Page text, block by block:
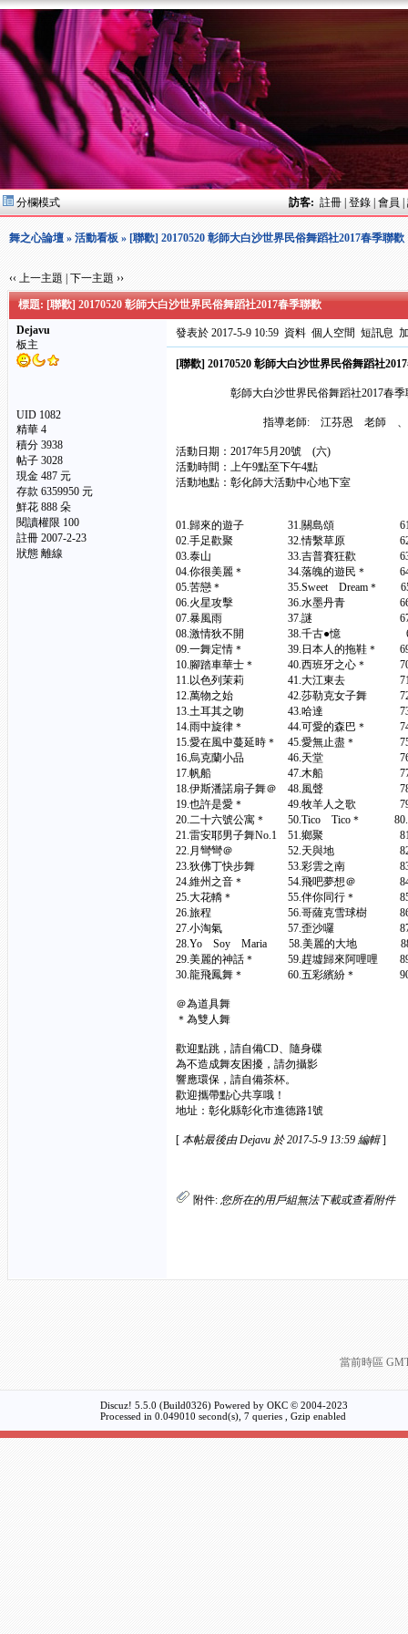
分欄模式 訪客: 註冊| 登錄| 會員
舞之心論壇» 活動看板» [聯歡] 20170520 彰師大白沙世界民俗舞蹈社2017春季聯歡
‹‹ 上一主題 下一主題 ››
標題: [聯歡] 20170520 彰師大白沙世界民俗舞蹈社2017春季聯歡
Dejavu
板主
UID 1082
精華 4
積分 3938
帖子 3028
現金 487 元
存款 6359950 元
鮮花 888 朵
閱讀權限 100
註冊 2007-2-23
狀態 離線
發表於 2017-5-9 10:59 資料 個人空間 短訊息
[聯歡] 20170520 彰師大白沙世界民俗舞蹈社
彰師大白沙世界民俗舞蹈社2017春季
指導老師: 江芬恩 老師 、
活動日期：2017年5月20號 (六)
活動時間：上午9點至下午4點
活動地點：彰化師大活動中心地下室
01.歸來的遊子 31.關島頌 61.依
02.手足歡聚 32.情繫草原 62.
03.泰山 33.吉普賽狂歡 63.冬季
04.你很美麗＊ 34.落魄的遊民＊
05.苦戀＊ 35.Sweet Dream＊ 65.
06.火星攻擊 36.水墨丹青 66.
07.暴風雨 37.謎 67.
08.激情狄不開 38.千古●憶 68.
09.一舞定情＊ 39.日本人的拖鞋＊
10.腳踏車華士＊ 40.西班牙之心＊ 70.
11.以色列茉莉 41.大江東去 71.哈
12.萬物之始 42.莎勒克女子舞 72.
13.土耳其之吻 43.哈達 73.舞
14.雨中旋律＊ 44.可愛的森巴＊
15.愛在風中蔓延時＊ 45.愛無止盡＊
16.烏克蘭小品 46.天堂 76.
17.帆船 47.木船 77.在遊
18.伊斯潘諾扇子舞＠ 48.風聲 78.
19.也許是愛＊ 49.牧羊人之歌 79.
20.二十六號公寓＊ 50.Tico Tico＊ 80.
21.雷安耶男子舞No.1 51.鄉聚 81.
22.月彎彎＠ 52.天與地 82.誰
23.狄佛丁快步舞 53.彩雲之南 83.
24.維州之音＊ 54.飛吧夢想＠ 84.
25.大花轎＊ 55.伴你同行＊ 85.
26.旅程 56.哥薩克雪球樹 86.快
27.小淘氣 57.歪沙囉 87.笑
28.Yo Soy Maria 58.美麗的大地 88.
29.美麗的神話＊ 59.趕墟歸來阿哩哩
30.龍飛鳳舞＊ 60.五彩繽紛＊ 90.
＠為道具舞
＊為雙人舞
歡迎點跳，請自備CD、隨身碟
為不造成舞友困擾，請勿攝影
響應環保，請自備茶杯。
歡迎攜帶點心共享哦！
地址：彰化縣彰化市進德路1號
[本帖最後由 Dejavu 於 2017-5-9 13:59 編輯]
附件: 您所在的用戶組無法下載或查看附件
當前時區
Discuz! 5.5.0 (Build0326) Powered by OKC © 2004-2023
Processed in 0.049010 second(s), 7 queries , Gzip enabled